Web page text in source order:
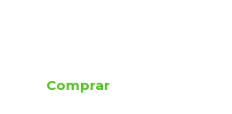
Comprar